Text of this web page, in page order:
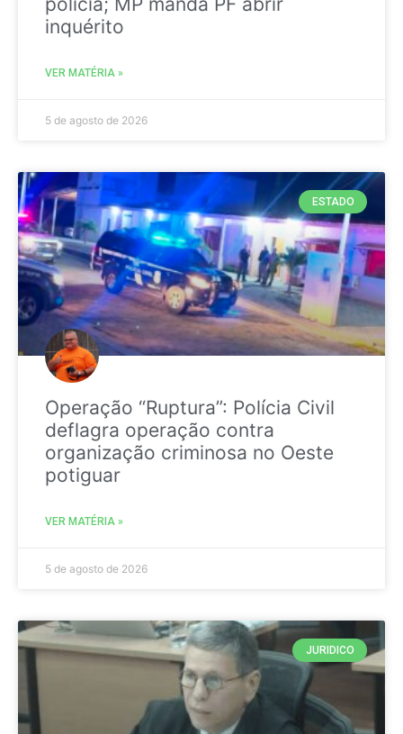
inquérito
VER MATÉRIA »
5 de agosto de 2026
ESTADO
Operação “Ruptura”: Polícia Civil
deflagra operação contra
organização criminosa no Oeste
potiguar
VER MATÉRIA »
5 de agosto de 2026
JURIDICO